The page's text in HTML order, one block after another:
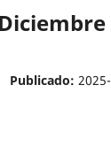
Publicado: